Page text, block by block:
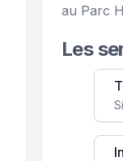
au Parc
Les